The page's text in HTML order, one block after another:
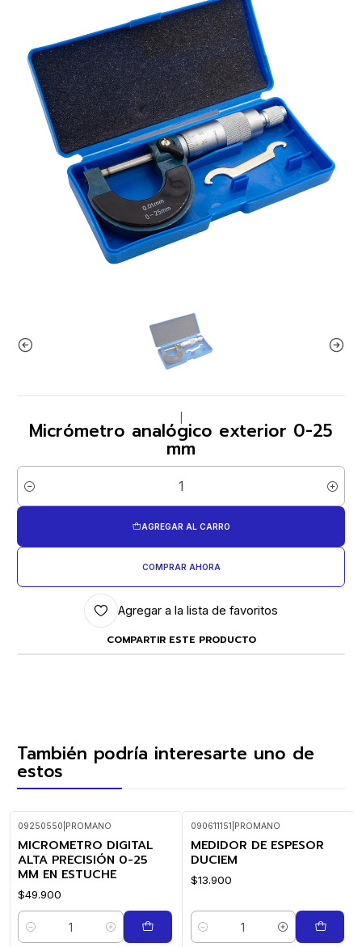
Micrómetro analógico exterior 0-25
mm
Cantidad
AGREGAR AL CARRO
COMPRAR AHORA
Agregar a la lista de favoritos
COMPARTIR ESTE PRODUCTO
También podría interesarte uno de
estos
09250550 PROMANO
MICROMETRO DIGITAL
ALTA PRECISIÓN 0-25
MM EN ESTUCHE
$49.900
Cantidad
090611151 PROMANO
MEDIDOR DE ESPESOR
DUCIEM
$13.900
Cantidad